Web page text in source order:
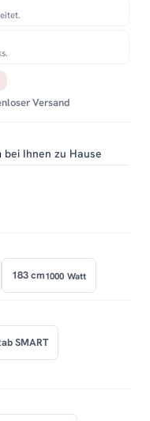
Versand
bei Ihnen zu Hause
183 cm1000 Watt
SMART